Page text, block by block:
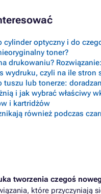
optyczny i do
toner?
drukowaniu?
wydruku, czyli na ile stron
tuszu lub tonerze:
i jak wybrać właściwy
i kartridżów
również podczas
tworzenia czegoś
które przyczyniają